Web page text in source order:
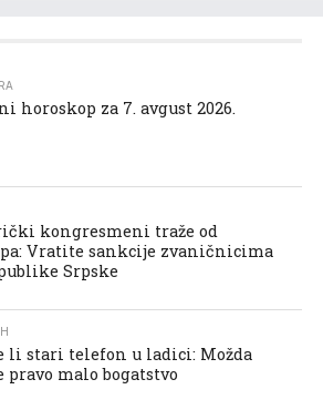
horoskop za 7. avgust 2026.
kongresmeni traže od
Vratite sankcije zvaničnicima
Srpske
li stari telefon u ladici: Možda
pravo malo bogatstvo